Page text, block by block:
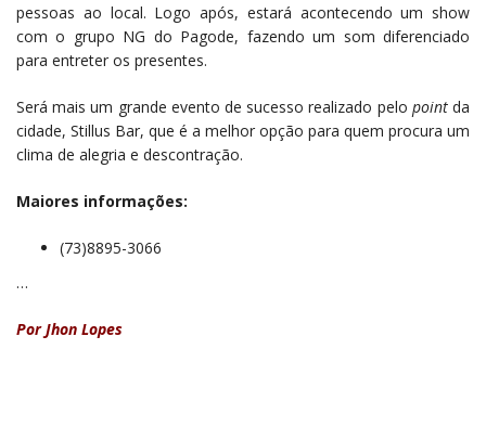
pessoas ao local. Logo após, estará acontecendo um show
com o grupo NG do Pagode, fazendo um som diferenciado
para entreter os presentes.
Será mais um grande evento de sucesso realizado pelo pointda
cidade, Stillus Bar, que é a melhor opção para quem procura um
clima de alegria e descontração.
Maiores informações:
(73)8895-3066
…
Por Jhon Lopes